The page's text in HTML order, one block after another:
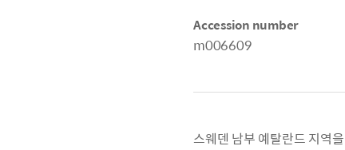
Accession number
m006609
스웨덴 남부 예탈란드 지역